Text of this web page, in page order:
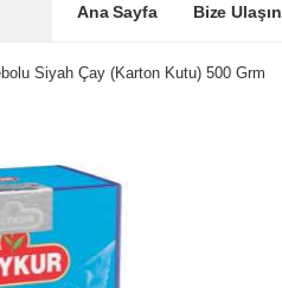
Ana Sayfa Bize Ulaşın
Siyah Çay (Karton Kutu) 500 Grm